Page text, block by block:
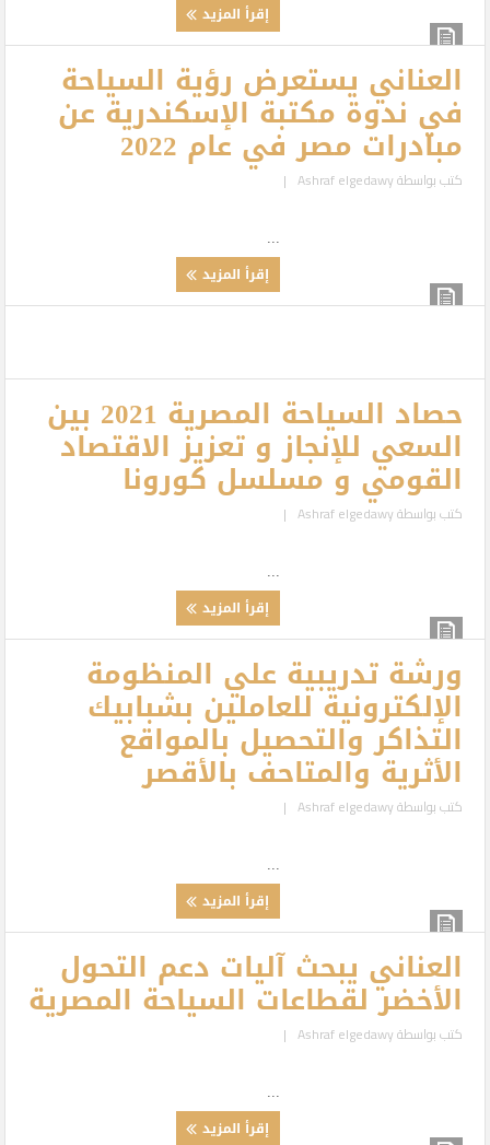
إقرأ المزيد
العناني يستعرض رؤية السياحة
في ندوة مكتبة الإسكندرية عن
مبادرات مصر في عام 2022
كتب بواسطةAshraf elgedawy
|
إقرأ المزيد
حصاد السياحة المصرية 2021 بين
السعي للإنجاز و تعزيز الاقتصاد
القومي و مسلسل كورونا
كتب بواسطةAshraf elgedawy
|
إقرأ المزيد
ورشة تدريبية علي المنظومة
الإلكترونية للعاملين بشبابيك
التذاكر والتحصيل بالمواقع
الأثرية والمتاحف بالأقصر
كتب بواسطةAshraf elgedawy
|
إقرأ المزيد
العناني يبحث آليات دعم التحول
الأخضر لقطاعات السياحة المصرية
كتب بواسطةAshraf elgedawy
|
إقرأ المزيد